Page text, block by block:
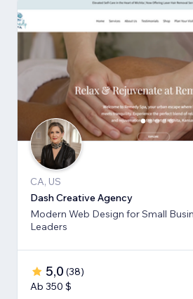
CA, US
Dash Creative Agency
Modern Web Design for Small
Leaders
5,0 (38)
Ab 350 $